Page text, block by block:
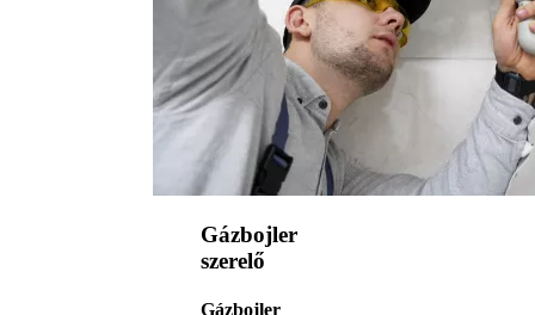
Gázbojler
szerelő
Gázbojler